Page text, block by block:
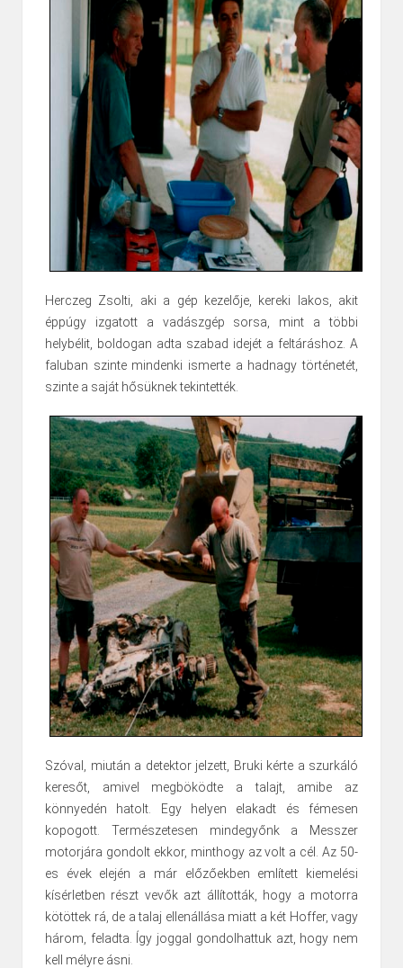
Herczeg Zsolti, aki a gép kezelője, kereki lakos, akit
éppúgy izgatott a vadászgép sorsa, mint a többi
helybélit, boldogan adta szabad idejét a feltáráshoz. A
faluban szinte mindenki ismerte a hadnagy történetét,
szinte a saját hősüknek tekintették.
Szóval, miután a detektor jelzett, Bruki kérte a szurkáló
keresőt, amivel megböködte a talajt, amibe az
könnyedén hatolt. Egy helyen elakadt és fémesen
kopogott. Természetesen mindegyőnk a Messzer
motorjára gondolt ekkor, minthogy az volt a cél. Az 50-
es évek elején a már előzőekben említett kiemelési
kísérletben részt vevők azt állították, hogy a motorra
kötöttek rá, de a talaj ellenállása miatt a két Hoffer, vagy
három, feladta. Így joggal gondolhattuk azt, hogy nem
kell mélyre ásni.